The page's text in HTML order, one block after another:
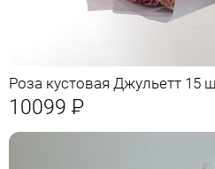
Роза кустовая Джульетт 15
10099 Р